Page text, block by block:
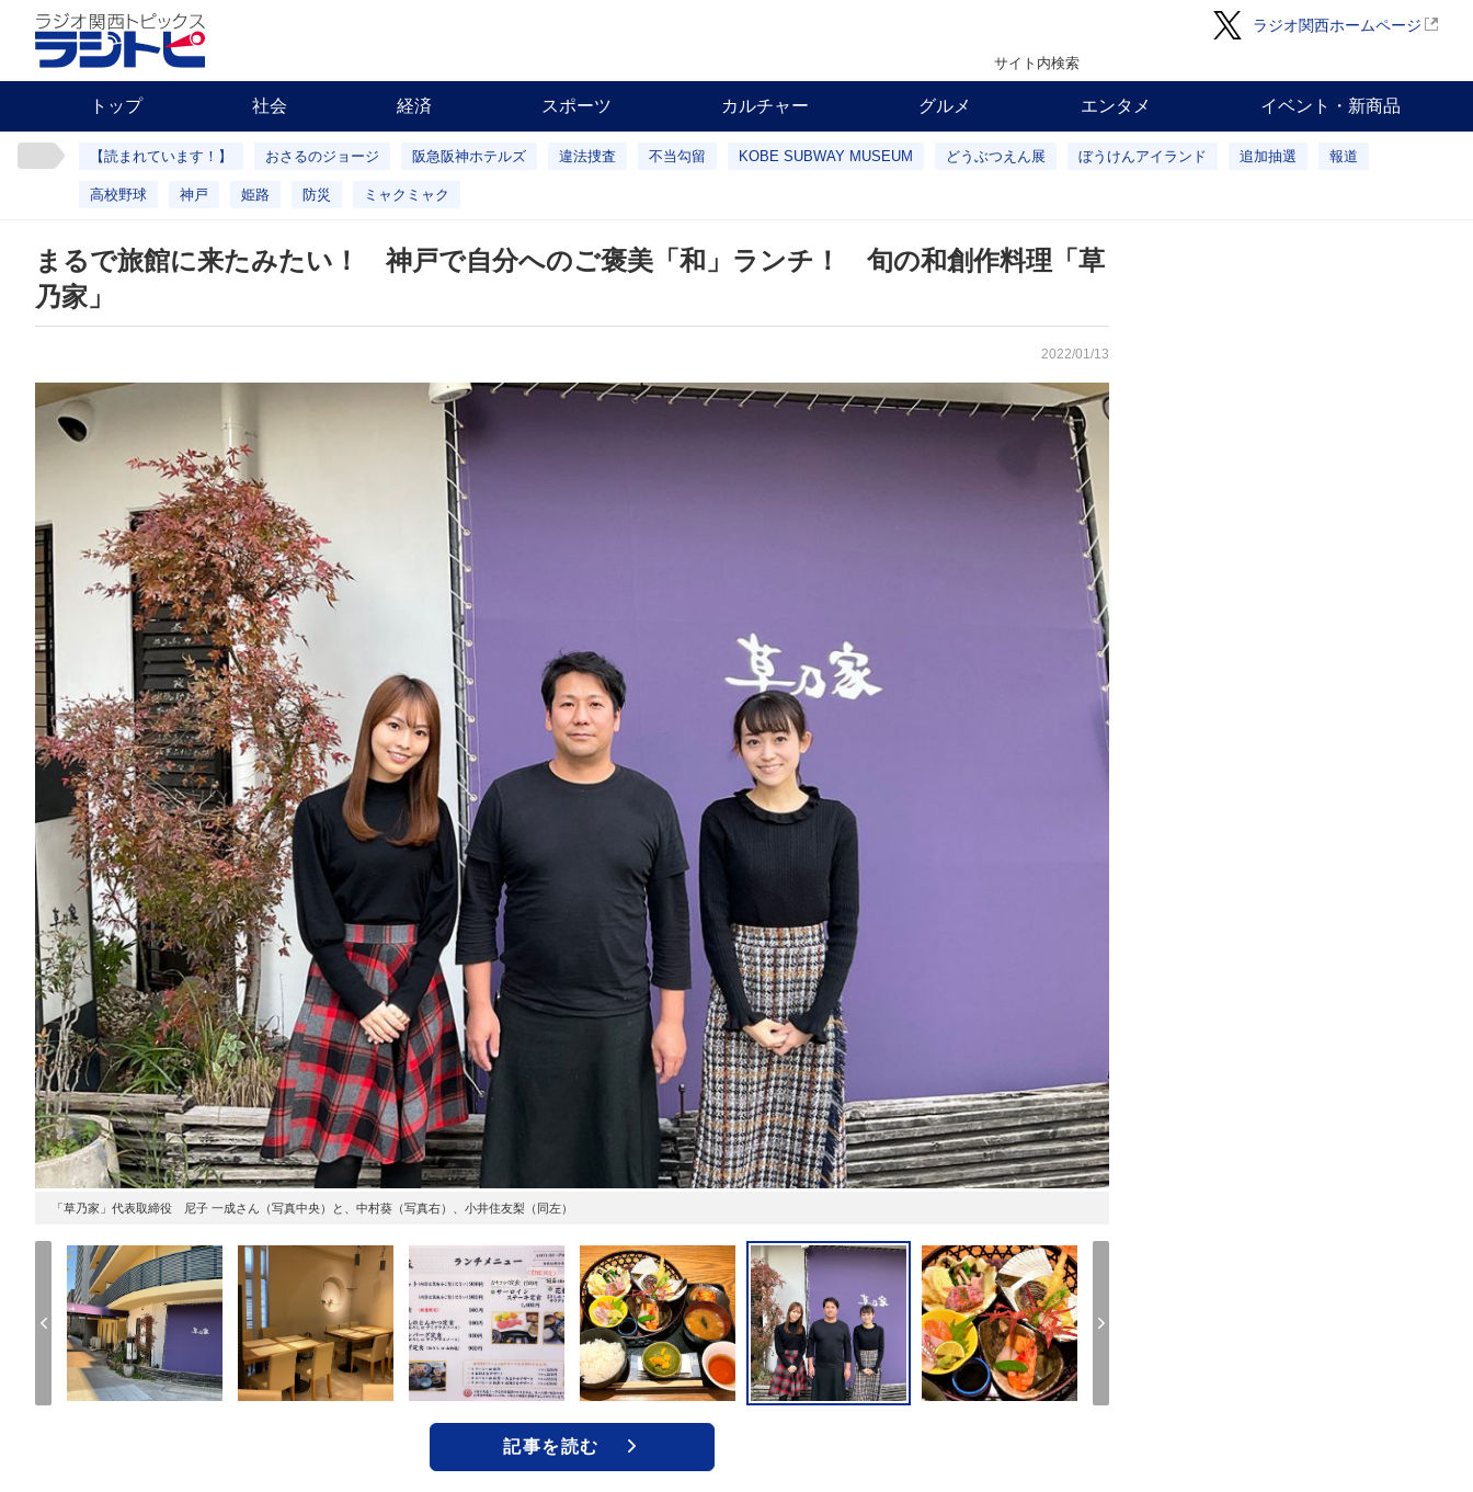
ラジオ関西ホームページ
サイト内検索
トップ 社会 経済 スポーツ カルチャー グルメ エンタメ イベント・新商品
【読まれています！】 おさるのジョージ 阪急阪神ホテルズ 違法捜査 不当勾留 KOBE SUBWAY MUSEUM どうぶつえん展 ぼうけんアイランド 追加抽選 報道
高校野球 神戸 姫路 防災 ミャクミャク
まるで旅館に来たみたい！ 神戸で自分へのご褒美「和」ランチ！ 旬の和創作料理「草
乃家」
2022/01/13
「草乃家」代表取締役 尼子 一成さん（写真中央）と、中村葵（写真右）、小井住友梨（同左）
記事を読む